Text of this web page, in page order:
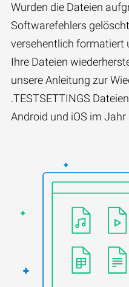
Wurden die Dateien
Softwarefehlers
versehentlich formatiert
Ihre Dateien
unsere Anleitung zur
.TESTSETTINGS
Android und iOS im Jahr